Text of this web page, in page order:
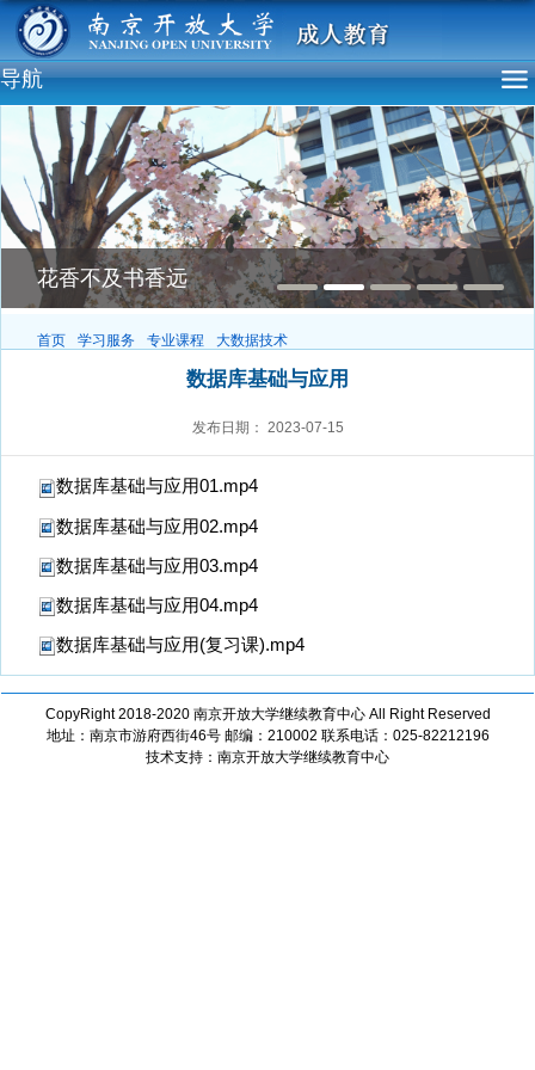
导航
花香不及书香远
首页 学习服务 专业课程 大数据技术
数据库基础与应用
发布日期： 2023-07-15
数据库基础与应用01.mp4
数据库基础与应用02.mp4
数据库基础与应用03.mp4
数据库基础与应用04.mp4
数据库基础与应用(复习课).mp4
CopyRight 2018-2020 南京开放大学继续教育中心 All Right Reserved
地址：南京市游府西街46号 邮编：210002 联系电话：025-82212196
技术支持：南京开放大学继续教育中心